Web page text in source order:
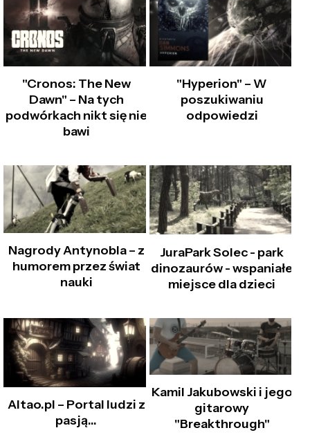
"Cronos: The New
Dawn" – Na tych
podwórkach nikt się nie
bawi
"Hyperion" – W
poszukiwaniu
odpowiedzi
Nagrody Antynobla – z
humorem przez świat
nauki
JuraPark Solec - park
dinozaurów - wspaniałe
miejsce dla dzieci
Altao.pl – Portal ludzi z
pasją...
Kamil Jakubowski i jego
gitarowy
"Breakthrough"